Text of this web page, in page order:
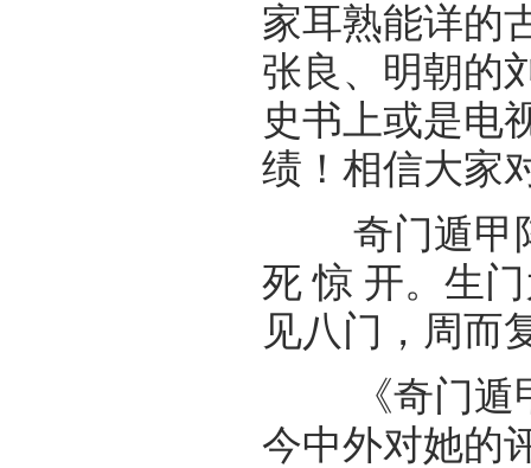
家耳熟能详的
张良、明朝的
史书上或是电
绩！相信大家
奇门遁甲阵
死 惊 开。生
见八门，周而
《奇门遁甲
今中外对她的